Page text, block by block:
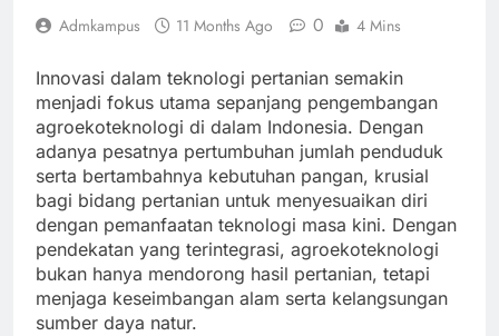
Admkampus 11 Months Ago 0 4 Mins
Innovasi dalam teknologi pertanian semakin
menjadi fokus utama sepanjang pengembangan
agroekoteknologi di dalam Indonesia. Dengan
adanya pesatnya pertumbuhan jumlah penduduk
serta bertambahnya kebutuhan pangan, krusial
bagi bidang pertanian untuk menyesuaikan diri
dengan pemanfaatan teknologi masa kini. Dengan
pendekatan yang terintegrasi, agroekoteknologi
bukan hanya mendorong hasil pertanian, tetapi
menjaga keseimbangan alam serta kelangsungan
sumber daya natur.